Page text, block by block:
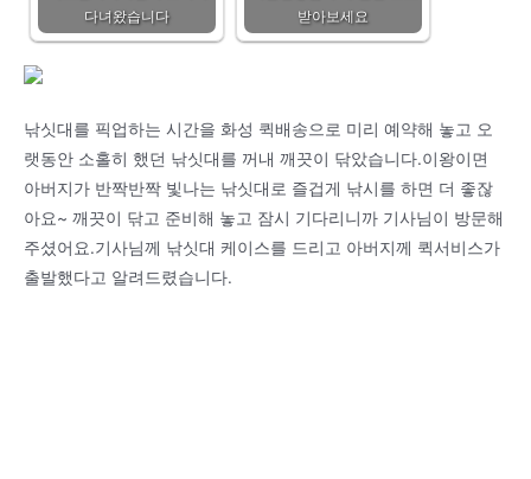
다녀왔습니다
받아보세요
낚싯대를 픽업하는 시간을 화성 퀵배송으로 미리 예약해 놓고 오
랫동안 소홀히 했던 낚싯대를 꺼내 깨끗이 닦았습니다.이왕이면
아버지가 반짝반짝 빛나는 낚싯대로 즐겁게 낚시를 하면 더 좋잖
아요~ 깨끗이 닦고 준비해 놓고 잠시 기다리니까 기사님이 방문해
주셨어요.기사님께 낚싯대 케이스를 드리고 아버지께 퀵서비스가
출발했다고 알려드렸습니다.